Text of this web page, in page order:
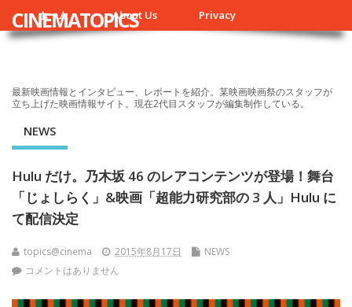
ホーム About Us Privacy
CINEMATOPICS
最新映画情報とインタビュー、レポートを紹介。某映画映画祭のスタッフが
立ち上げた映画情報サイト。現在2代目スタッフが編集制作している。
NEWS
Hulu だけ。乃木坂 46 のレアコンテンツが登場！舞台
「じょしらく」&映画「超能力研究部の 3 人」Hulu に
て配信決定
topics@cinema 2015年8月17日
NEWS
コメントはありません